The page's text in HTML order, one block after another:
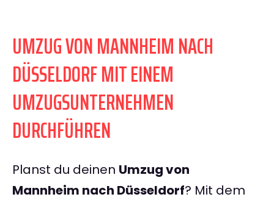
UMZUG VON MANNHEIM NACH
DÜSSELDORF MIT EINEM
UMZUGSUNTERNEHMEN
DURCHFÜHREN
Planst du deinen Umzug von
Mannheim nach Düsseldorf? Mit dem